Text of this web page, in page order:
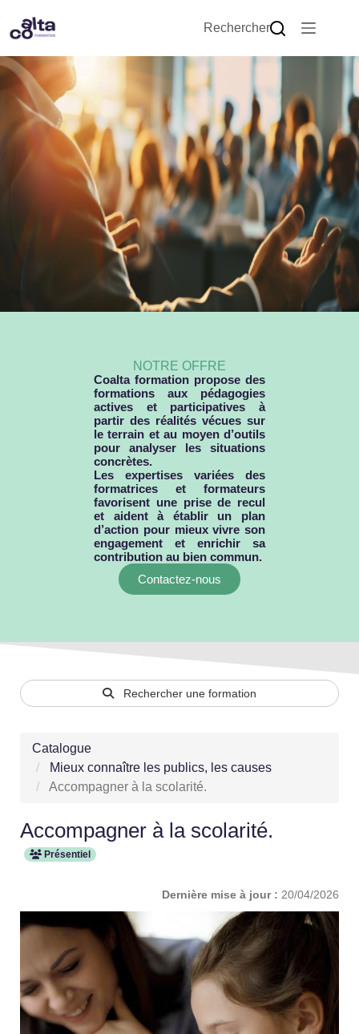
Rechercher
NOTRE OFFRE
Coalta formation propose des
formations aux pédagogies
actives et participatives à
partir des réalités vécues sur
le terrain et au moyen d’outils
pour analyser les situations
concrètes.
Les expertises variées des
formatrices et formateurs
favorisent une prise de recul
et aident à établir un plan
d’action pour mieux vivre son
engagement et enrichir sa
contribution au bien commun.
Contactez-nous
Rechercher une formation
Catalogue
Mieux connaître les publics, les causes
Accompagner à la scolarité.
Accompagner à la scolarité.
Présentiel
Dernière mise à jour : 20/04/2026